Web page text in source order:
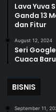
Lava Yuva
Ganda 13
dan Fitur
August 12, 2024
Seri
Cuaca
BISNIS
September 11,